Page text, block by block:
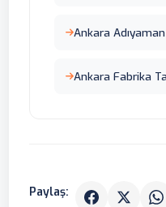
Ankara
Ankara Fabrika
Paylaş: